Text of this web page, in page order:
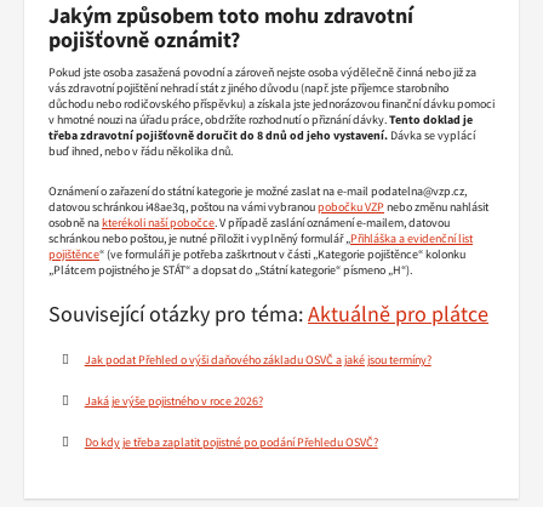
Jakým způsobem toto mohu zdravotní
pojišťovně oznámit?
Pokud jste osoba zasažená povodní a zároveň nejste osoba výdělečně činná nebo již za
vás zdravotní pojištění nehradí stát z jiného důvodu (např. jste příjemce starobního
důchodu nebo rodičovského příspěvku) a získala jste jednorázovou finanční dávku pomoci
v hmotné nouzi na úřadu práce, obdržíte rozhodnutí o přiznání dávky.Tento doklad je
třeba zdravotní pojišťovně doručit do 8 dnů od jeho vystavení. Dávka se vyplácí
buď ihned, nebo v řádu několika dnů.
Oznámení o zařazení do státní kategorie je možné zaslat na e-mail podatelna@vzp.cz,
datovou schránkou i48ae3q, poštou na vámi vybranoupobočku VZPnebo změnu nahlásit
osobně nakterékoli naší pobočce. V případě zaslání oznámení e-mailem, datovou
schránkou nebo poštou, je nutné přiložit i vyplněný formulář „Přihláška a evidenční list
pojištěnce“ (ve formuláři je potřeba zaškrtnout v části „Kategorie pojištěnce“ kolonku
„Plátcem pojistného je STÁT“ a dopsat do „Státní kategorie“ písmeno „H“).
Související otázky pro téma:Aktuálně pro plátce
Jak podat Přehled o výši daňového základu OSVČ a jaké jsou termíny?
Jaká je výše pojistného v roce 2026?
Do kdy je třeba zaplatit pojistné po podání Přehledu OSVČ?